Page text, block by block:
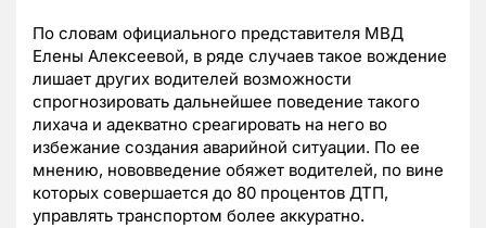
По словам официального представителя МВД
Елены Алексеевой, в ряде случаев такое вождение
лишает других водителей возможности
спрогнозировать дальнейшее поведение такого
лихача и адекватно среагировать на него во
избежание создания аварийной ситуации. По ее
мнению, нововведение обяжет водителей, по вине
которых совершается до 80 процентов ДТП,
управлять транспортом более аккуратно.